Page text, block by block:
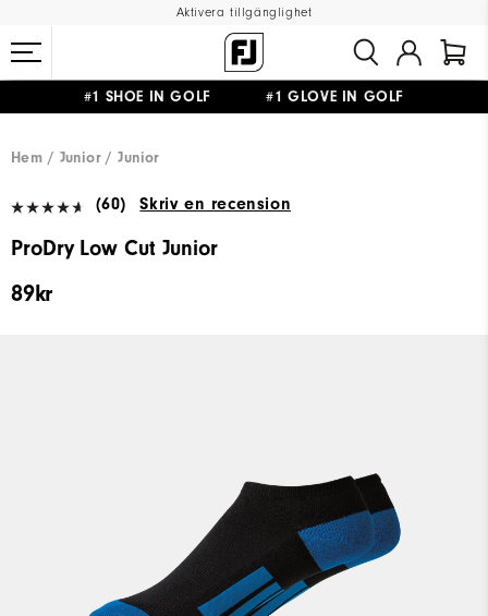
Aktivera tillgänglighet
#1 SHOE IN GOLF #1 GLOVE IN GOLF
Hem
Junior Junior
(60) Skriv en recension
ProDry Low Cut Junior
89kr